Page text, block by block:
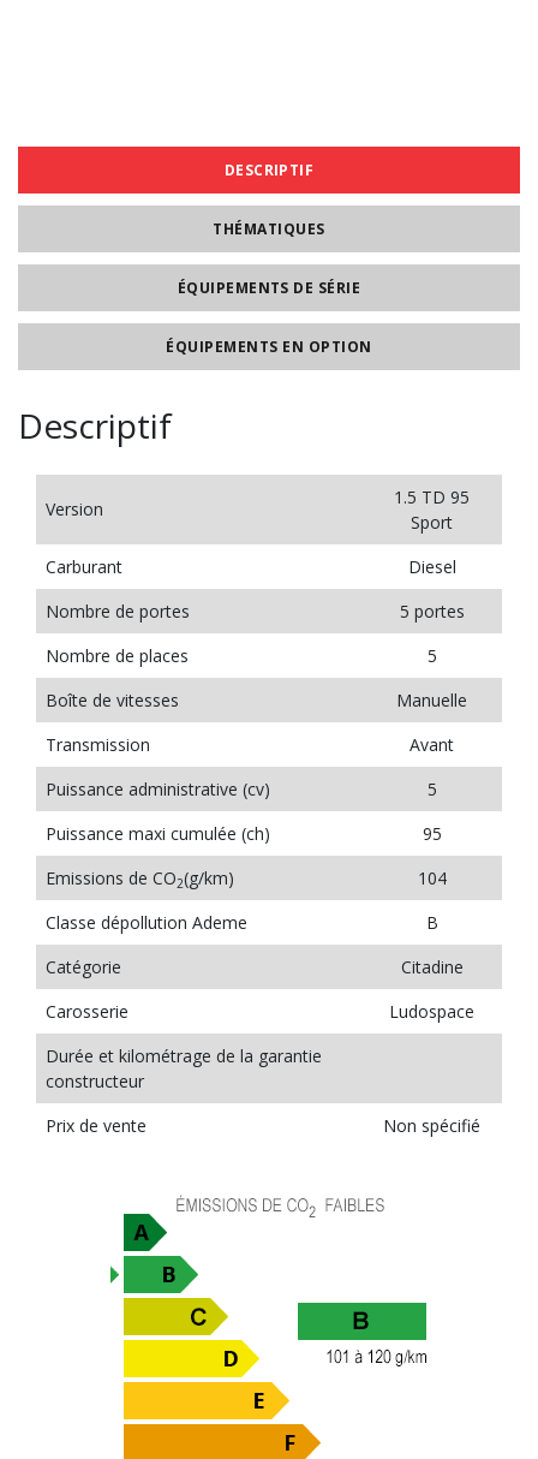
DESCRIPTIF
THÉMATIQUES
ÉQUIPEMENTS DE SÉRIE
ÉQUIPEMENTS EN OPTION
Descriptif
Version
1.5 TD 95
Sport
Carburant
Diesel
Nombre de portes
5 portes
Nombre de places
5
Boîte de vitesses
Manuelle
Transmission
Avant
Puissance administrative (cv)
5
Puissance maxi cumulée (ch)
95
Emissions de CO2(g/km)
104
Classe dépollution Ademe
B
Catégorie
Citadine
Carosserie
Ludospace
Durée et kilométrage de la garantie
constructeur
Prix de vente
Non spécifié